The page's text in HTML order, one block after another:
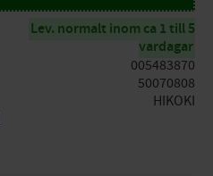
Lev. normalt inom ca 1 till 5
vardagar
005483870
50070808
HIKOKI